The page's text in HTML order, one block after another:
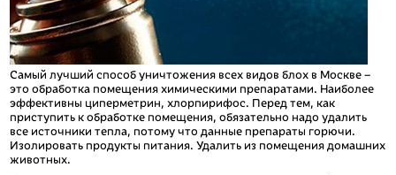
Самый лучший способ уничтожения всех видов блох в Москве –
это обработка помещения химическими препаратами. Наиболее
эффективны циперметрин, хлорпирифос. Перед тем, как
приступить к обработке помещения, обязательно надо удалить
все источники тепла, потому что данные препараты горючи.
Изолировать продукты питания. Удалить из помещения домашних
животных.